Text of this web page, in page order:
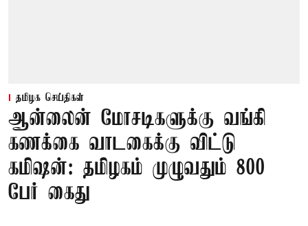
தமிழக செய்திகள்
ஆன்லைன் மோசடிகளுக்கு வங்கி
கணக்கை வாடகைக்கு விட்டு
கமிஷன்: தமிழகம் முழுவதும் 800
பேர் கைது